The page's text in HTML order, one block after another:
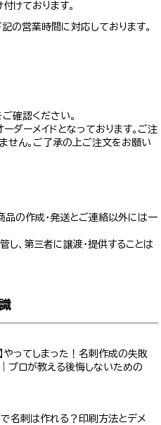
けております。
の営業時間に対応しております。
確認ください。
ダーメイドとなっております。ご注
せん。ご了承の上ご注文をお願い
の作成・発送とご連絡以外には一
し、第三者に譲渡・提供することは
】やってしまった！名刺作成の失敗
プロが教える後悔しないための
で名刺は作れる？印刷方法とデメ